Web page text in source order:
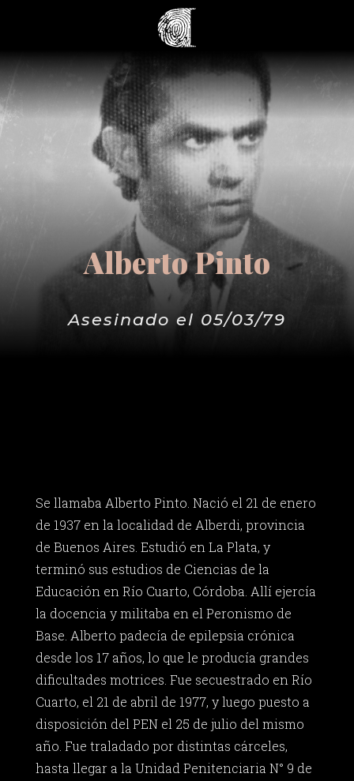
Alberto Pinto
Asesinado el 05/03/79
Se llamaba Alberto Pinto. Nació el 21 de enero
de 1937 en la localidad de Alberdi, provincia
de Buenos Aires. Estudió en La Plata, y
terminó sus estudios de Ciencias de la
Educación en Río Cuarto, Córdoba. Allí ejercía
la docencia y militaba en el Peronismo de
Base. Alberto padecía de epilepsia crónica
desde los 17 años, lo que le producía grandes
dificultades motrices. Fue secuestrado en Río
Cuarto, el 21 de abril de 1977, y luego puesto a
disposición del PEN el 25 de julio del mismo
año. Fue traladado por distintas cárceles,
hasta llegar a la Unidad Penitenciaria N° 9 de